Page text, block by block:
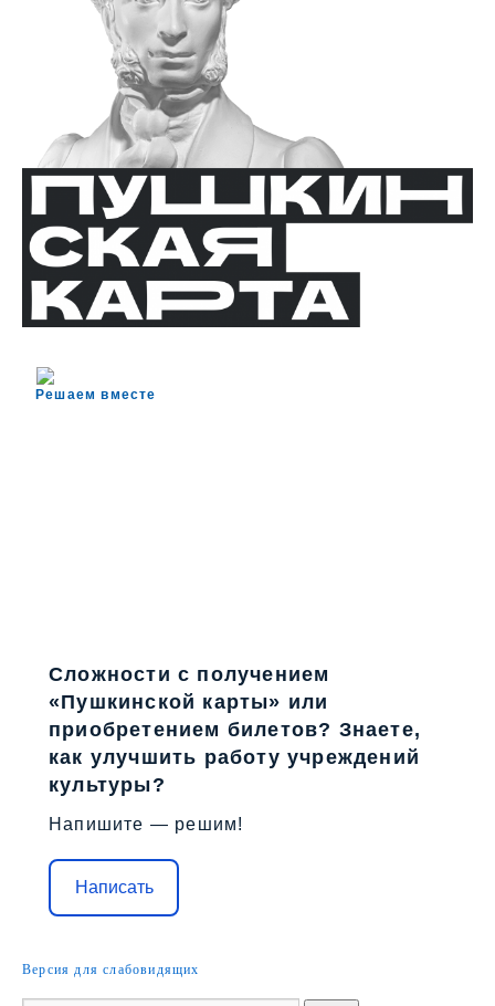
Решаем вместе
Сложности с получением
«Пушкинской карты» или
приобретением билетов? Знаете,
как улучшить работу учреждений
культуры?
Напишите — решим!
Написать
Версия для слабовидящих